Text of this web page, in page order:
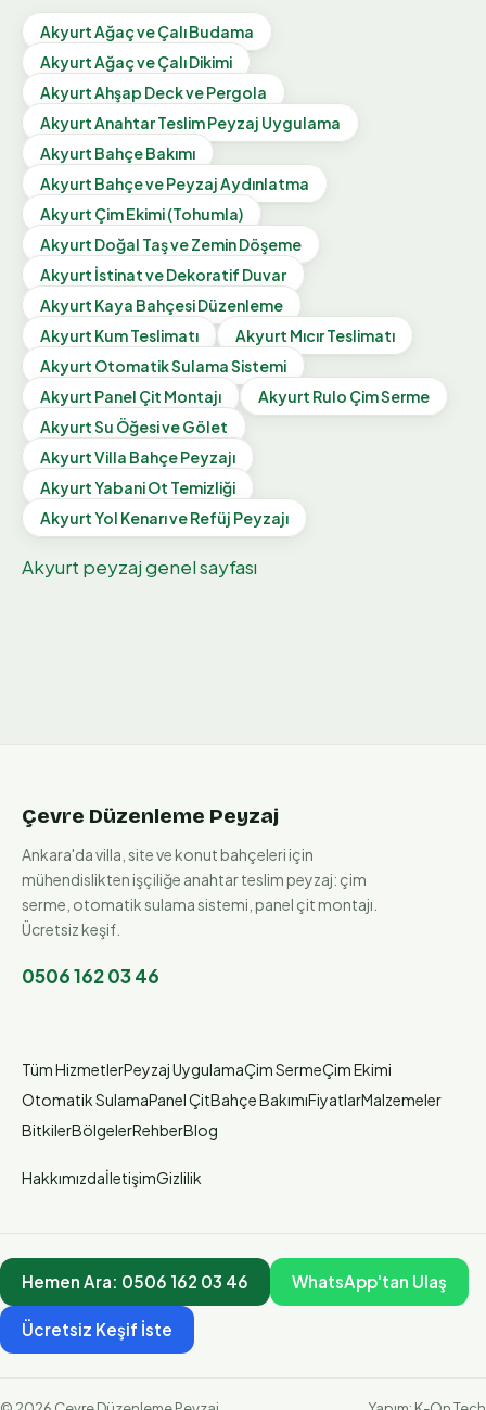
Akyurt Ağaç ve Çalı Budama
Akyurt Ağaç ve Çalı Dikimi
Akyurt Ahşap Deck ve Pergola
Akyurt Anahtar Teslim Peyzaj Uygulama
Akyurt Bahçe Bakımı
Akyurt Bahçe ve Peyzaj Aydınlatma
Akyurt Çim Ekimi (Tohumla)
Akyurt Doğal Taş ve Zemin Döşeme
Akyurt İstinat ve Dekoratif Duvar
Akyurt Kaya Bahçesi Düzenleme
Akyurt Kum Teslimatı Akyurt Mıcır Teslimatı
Akyurt Otomatik Sulama Sistemi
Akyurt Panel Çit Montajı Akyurt Rulo Çim Serme
AkyurtSu Öğesi ve Gölet
AkyurtVilla Bahçe Peyzajı
AkyurtYabani Ot Temizliği
AkyurtYol Kenarı ve Refüj Peyzajı
Akyurt peyzaj genel sayfası
Çevre Düzenleme Peyzaj
Ankara'da villa, site ve konut bahçeleri için
mühendislikten işçiliğe anahtar teslim peyzaj: çim
serme, otomatik sulama sistemi, panel çit montajı.
Ücretsiz keşif.
0506 162 03 46
Tüm HizmetlerPeyzaj UygulamaÇim SermeÇim Ekimi
Otomatik SulamaPanel ÇitBahçe BakımıFiyatlarMalzemeler
BitkilerBölgelerRehberBlog
HakkımızdaİletişimGizlilik
Hemen Ara: 0506 162 03 46 WhatsApp'tan Ulaş
Ücretsiz Keşif İste